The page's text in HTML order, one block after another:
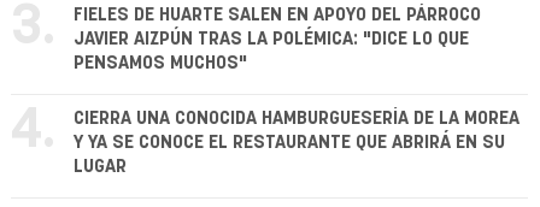
3.
FIELES DE HUARTE SALEN EN APOYO DEL PÁRROCO
JAVIER AIZPÚN TRAS LA POLÉMICA: "DICE LO QUE
PENSAMOS MUCHOS"
4.
CIERRA UNA CONOCIDA HAMBURGUESERÍA DE LA MOREA
Y YA SE CONOCE EL RESTAURANTE QUE ABRIRÁ EN SU
LUGAR